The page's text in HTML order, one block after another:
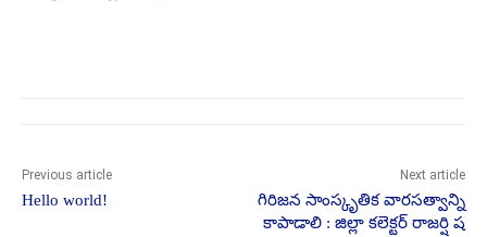
Previous article
Hello world!
Next article
గిరిజన సాంస్కృతిక వారసత్వాన్ని
కాపాడాలి : జిల్లా కలెక్టర్ రాజర్షి ష